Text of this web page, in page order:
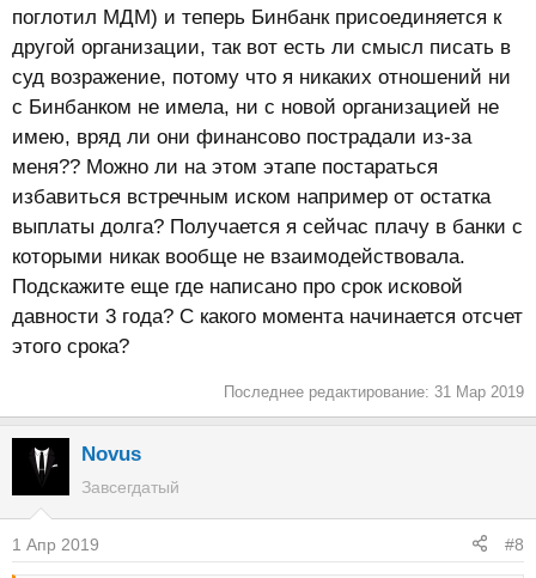
поглотил МДМ) и теперь Бинбанк присоединяется к
другой организации, так вот есть ли смысл писать в
суд возражение, потому что я никаких отношений ни
с Бинбанком не имела, ни с новой организацией не
имею, вряд ли они финансово пострадали из-за
меня?? Можно ли на этом этапе постараться
избавиться встречным иском например от остатка
выплаты долга? Получается я сейчас плачу в банки с
которыми никак вообще не взаимодействовала.
Подскажите еще где написано про срок исковой
давности 3 года? С какого момента начинается отсчет
этого срока?
Последнее редактирование: 31 Мар 2019
Novus
Завсегдатый
1 Апр 2019 #8